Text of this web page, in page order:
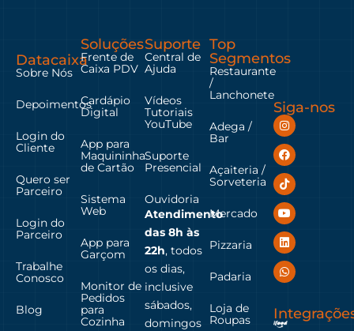
Datacaixa
Sobre Nós
Depoimentos
Login do
Cliente
Quero ser
Parceiro
Login do
Parceiro
Trabalhe
Conosco
Blog
Soluções
Frente de
Caixa PDV
Cardápio
Digital
App para
Maquininha
de Cartão
Sistema
Web
App para
Garçom
Monitor de
Pedidos
para
Cozinha
Suporte
Central de
Ajuda
Vídeos
Tutoriais
YouTube
Suporte
Presencial
Ouvidoria
Atendimento
das 8h às
22h, todos
os dias,
inclusive
sábados,
domingos
Top
Segmentos
Restaurante
/
Lanchonete
Adega /
Bar
Açaiteria /
Sorveteria
Mercado
Pizzaria
Padaria
Loja de
Roupas
Siga-nos